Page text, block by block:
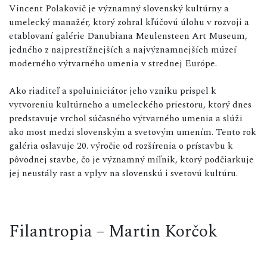
Vincent Polakovič je významný slovenský kultúrny a
umelecký manažér, ktorý zohral kľúčovú úlohu v rozvoji a
etablovaní galérie Danubiana Meulensteen Art Museum,
jedného z najprestížnejších a najvýznamnejších múzeí
moderného výtvarného umenia v strednej Európe.
Ako riaditeľ a spoluiniciátor jeho vzniku prispel k
vytvoreniu kultúrneho a umeleckého priestoru, ktorý dnes
predstavuje vrchol súčasného výtvarného umenia a slúži
ako most medzi slovenským a svetovým umením. Tento rok
galéria oslavuje 20. výročie od rozšírenia o prístavbu k
pôvodnej stavbe, čo je významný míľnik, ktorý podčiarkuje
jej neustály rast a vplyv na slovenskú i svetovú kultúru.
Filantropia – Martin Korčok